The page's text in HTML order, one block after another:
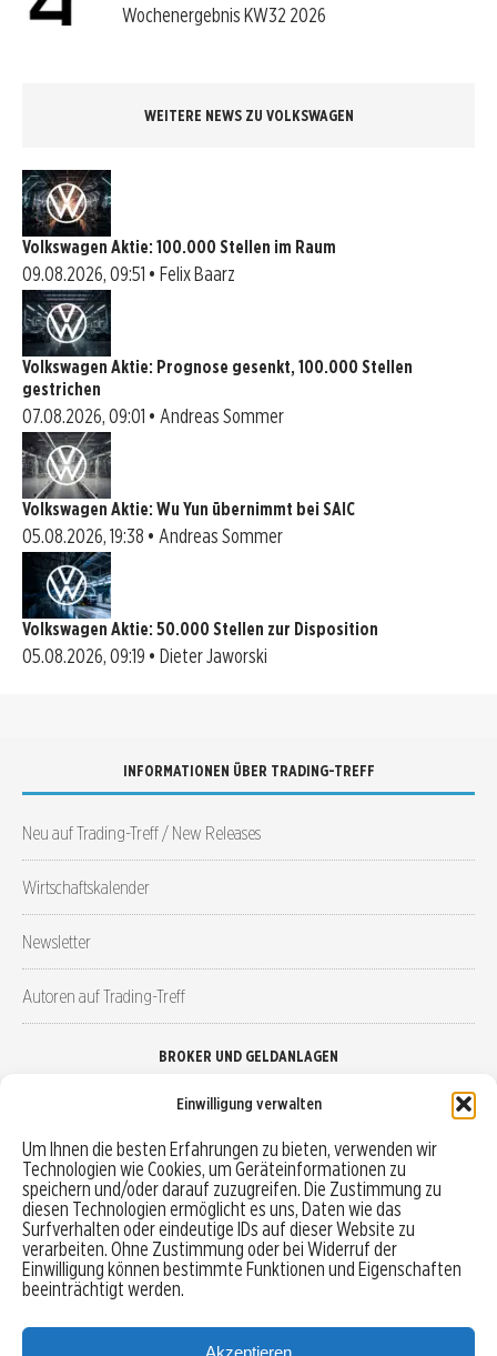
Einwilligung verwalten
Um Ihnen die besten Erfahrungen zu bieten, verwenden wir
Technologien wie Cookies, um Geräteinformationen zu
speichern und/oder darauf zuzugreifen. Die Zustimmung zu
diesen Technologien ermöglicht es uns, Daten wie das
Surfverhalten oder eindeutige IDs auf dieser Website zu
verarbeiten. Ohne Zustimmung oder bei Widerruf der
Einwilligung können bestimmte Funktionen und Eigenschaften
beeinträchtigt werden.
Akzeptieren
Wochenergebnis KW32 2026
WEITERE NEWS ZU VOLKSWAGEN
Volkswagen Aktie: 100.000 Stellen im Raum
09.08.2026, 09:51 • Felix Baarz
Volkswagen Aktie: Prognose gesenkt, 100.000 Stellen
gestrichen
07.08.2026, 09:01 • Andreas Sommer
Volkswagen Aktie: Wu Yun übernimmt bei SAIC
05.08.2026, 19:38 • Andreas Sommer
Volkswagen Aktie: 50.000 Stellen zur Disposition
05.08.2026, 09:19 • Dieter Jaworski
INFORMATIONEN ÜBER TRADING-TREFF
Neu auf Trading-Treff / New Releases
Wirtschaftskalender
Newsletter
Autoren auf Trading-Treff
BROKER UND GELDANLAGEN
Robo-Advisor vergleichen
Depotvergleich
Festgeld vergleichen
Tagesgeld vergleichen